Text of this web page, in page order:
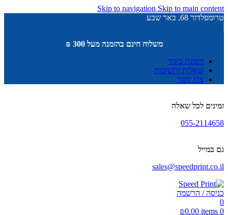
Skip to navigation Skip to main content
טרומפלדור 68, באר שבע
משלוח חינם בהזמנה מעל 300 ₪
הזמנת ביגוד
שאלות ותשובות
צרו קשר
זמינים לכל שאלה
055-2114658
גם במייל
sales@speedprint.co.il
כניסה / הרשמה
0
0
items
₪0.00